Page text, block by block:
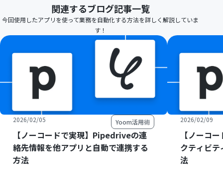
関連するブログ記事一覧
今回使用したアプリを使って業務を自動化する方法を詳しく解説していま
す！
2026/02/05 Yoom活用術
【ノーコードで実現】Pipedriveの連
絡先情報を他アプリと自動で連携する
方法
2026/02/09
【ノーコ
クティビ
法